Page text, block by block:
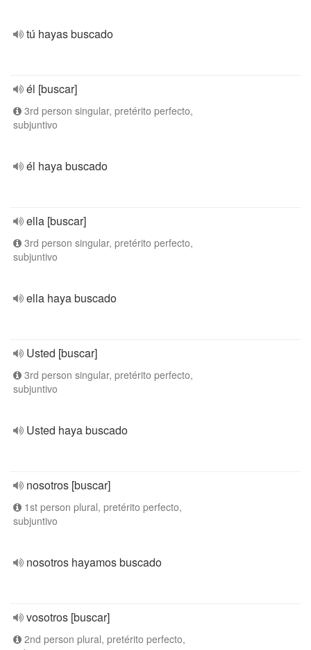
tú hayas buscado
él [buscar]
3rd person singular, pretérito perfecto,
subjuntivo
él haya buscado
ella [buscar]
3rd person singular, pretérito perfecto,
subjuntivo
ella haya buscado
Usted [buscar]
3rd person singular, pretérito perfecto,
subjuntivo
Usted haya buscado
nosotros [buscar]
1st person plural, pretérito perfecto,
subjuntivo
nosotros hayamos buscado
vosotros [buscar]
2nd person plural, pretérito perfecto,